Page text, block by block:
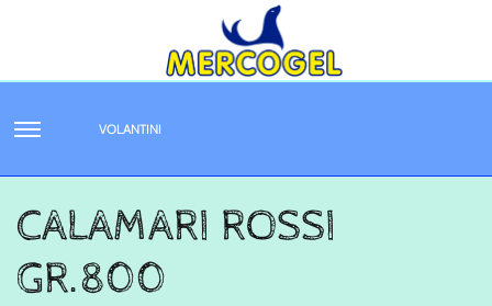
VOLANTINI
CALAMARI ROSSI
GR.800